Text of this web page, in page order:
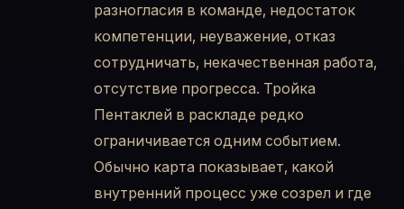
разногласия в команде, недостаток
компетенции, неуважение, отказ
сотрудничать, некачественная работа,
отсутствие прогресса. Тройка
Пентаклей в раскладе редко
ограничивается одним событием.
Обычно карта показывает, какой
внутренний процесс уже созрел и где